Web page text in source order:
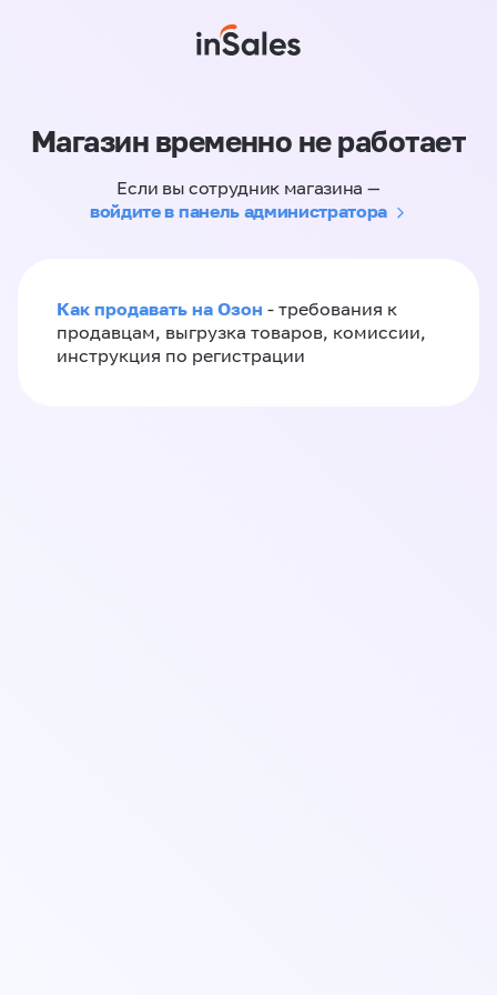
Магазин временно не работает
Если вы сотрудник магазина —
войдите в панель администратора
Как продавать на Озон - требования к
продавцам, выгрузка товаров, комиссии,
инструкция по регистрации